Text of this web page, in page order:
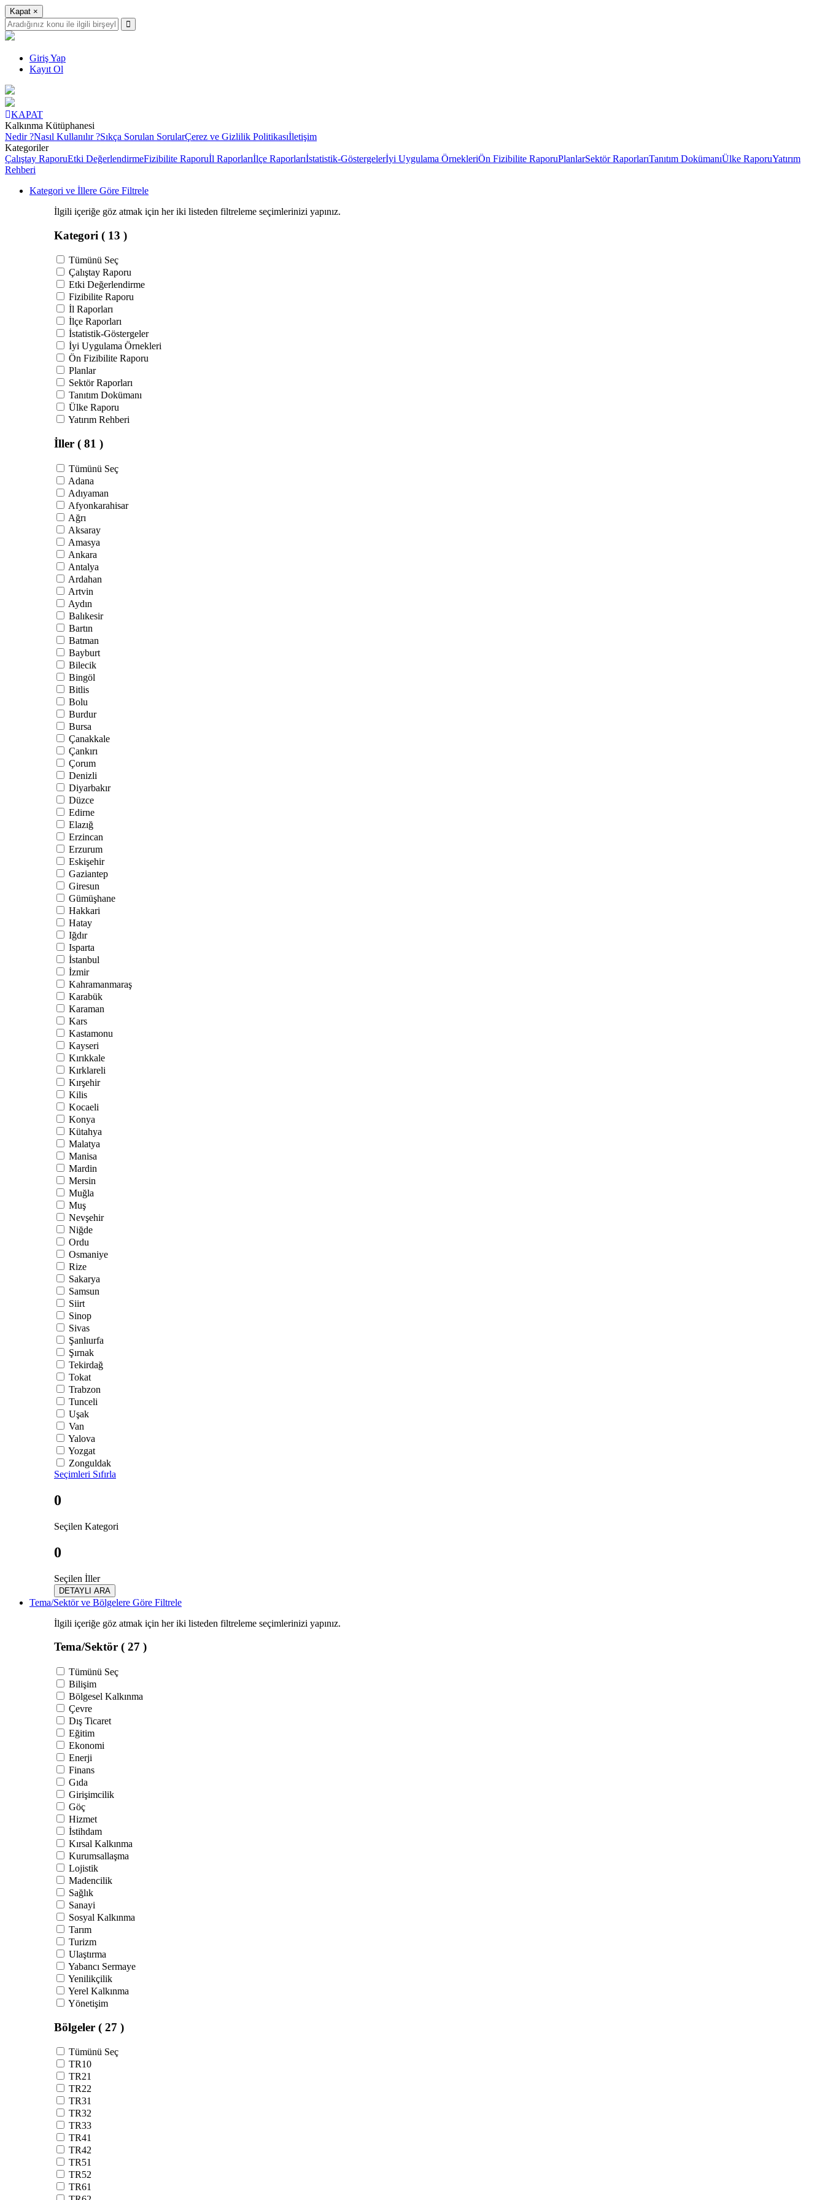
Kapat ×
Giriş Yap
Kayıt Ol
KAPAT
Kalkınma Kütüphanesi
Nedir ?Nasıl Kullanılır ?Sıkça Sorulan SorularÇerez ve Gizlilik Politikasıİletişim
Kategoriler
Çalıştay RaporuEtki DeğerlendirmeFizibilite Raporuİl Raporlarıİlçe Raporlarıİstatistik-Göstergelerİyi Uygulama ÖrnekleriÖn Fizibilite RaporuPlanlarSektör RaporlarıTanıtım DokümanıÜlke RaporuYatırım
Rehberi
Kategori ve İllere Göre Filtrele
İlgili içeriğe göz atmak için her iki listeden filtreleme seçimlerinizi yapınız.
Kategori ( 13 )
Tümünü Seç
Çalıştay Raporu
Etki Değerlendirme
Fizibilite Raporu
İl Raporları
İlçe Raporları
İstatistik-Göstergeler
İyi Uygulama Örnekleri
Ön Fizibilite Raporu
Planlar
Sektör Raporları
Tanıtım Dokümanı
Ülke Raporu
Yatırım Rehberi
İller ( 81 )
Tümünü Seç
Adana
Adıyaman
Afyonkarahisar
Ağrı
Aksaray
Amasya
Ankara
Antalya
Ardahan
Artvin
Aydın
Balıkesir
Bartın
Batman
Bayburt
Bilecik
Bingöl
Bitlis
Bolu
Burdur
Bursa
Çanakkale
Çankırı
Çorum
Denizli
Diyarbakır
Düzce
Edirne
Elazığ
Erzincan
Erzurum
Eskişehir
Gaziantep
Giresun
Gümüşhane
Hakkari
Hatay
Iğdır
Isparta
İstanbul
İzmir
Kahramanmaraş
Karabük
Karaman
Kars
Kastamonu
Kayseri
Kırıkkale
Kırklareli
Kırşehir
Kilis
Kocaeli
Konya
Kütahya
Malatya
Manisa
Mardin
Mersin
Muğla
Muş
Nevşehir
Niğde
Ordu
Osmaniye
Rize
Sakarya
Samsun
Siirt
Sinop
Sivas
Şanlıurfa
Şırnak
Tekirdağ
Tokat
Trabzon
Tunceli
Uşak
Van
Yalova
Yozgat
Zonguldak
Seçimleri Sıfırla
0
Seçilen Kategori
0
Seçilen İller
DETAYLI ARA
Tema/Sektör ve Bölgelere Göre Filtrele
İlgili içeriğe göz atmak için her iki listeden filtreleme seçimlerinizi yapınız.
Tema/Sektör ( 27 )
Tümünü Seç
Bilişim
Bölgesel Kalkınma
Çevre
Dış Ticaret
Eğitim
Ekonomi
Enerji
Finans
Gıda
Girişimcilik
Göç
Hizmet
İstihdam
Kırsal Kalkınma
Kurumsallaşma
Lojistik
Madencilik
Sağlık
Sanayi
Sosyal Kalkınma
Tarım
Turizm
Ulaştırma
Yabancı Sermaye
Yenilikçilik
Yerel Kalkınma
Yönetişim
Bölgeler ( 27 )
Tümünü Seç
TR10
TR21
TR22
TR31
TR32
TR33
TR41
TR42
TR51
TR52
TR61